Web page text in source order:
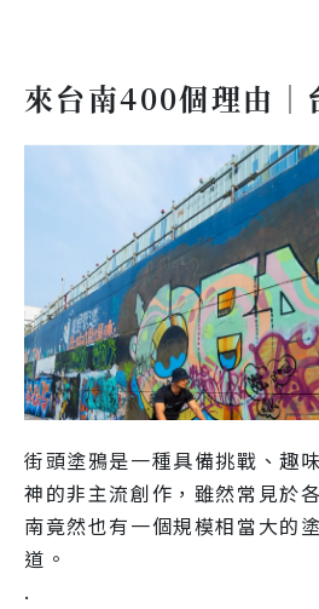
來台南400個理由｜
街頭塗鴉是一種具備挑戰、趣
神的非主流創作，雖然常見於
南竟然也有一個規模相當大的
道。
.